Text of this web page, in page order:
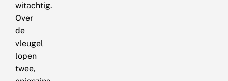
witachtig.
Over
de
vleugel
lopen
twee,